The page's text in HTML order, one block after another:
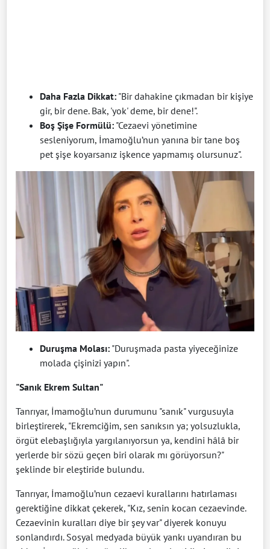
Daha Fazla Dikkat: "Bir dahakine çıkmadan bir kişiye
gir, bir dene. Bak, 'yok' deme, bir dene!".
Boş Şişe Formülü: "Cezaevi yönetimine
sesleniyorum, İmamoğlu’nun yanına bir tane boş
pet şişe koyarsanız işkence yapmamış olursunuz".
Duruşma Molası: "Duruşmada pasta yiyeceğinize
molada çişinizi yapın".
"Sanık Ekrem Sultan"
Tanrıyar, İmamoğlu’nun durumunu "sanık" vurgusuyla
birleştirerek, "Ekremciğim, sen sanıksın ya; yolsuzlukla,
örgüt elebaşlığıyla yargılanıyorsun ya, kendini hâlâ bir
yerlerde bir sözü geçen biri olarak mı görüyorsun?"
şeklinde bir eleştiride bulundu.
Tanrıyar, İmamoğlu’nun cezaevi kurallarını hatırlaması
gerektiğine dikkat çekerek, "Kız, senin kocan cezaevinde.
Cezaevinin kuralları diye bir şey var" diyerek konuyu
sonlandırdı. Sosyal medyada büyük yankı uyandıran bu